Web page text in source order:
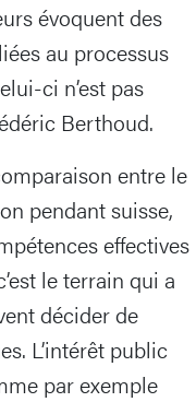
évoquent des
au processus
ci n’est pas
Berthoud.
entre le
pendant suisse,
effectives
le terrain qui a
décider de
L’intérêt public
par exemple